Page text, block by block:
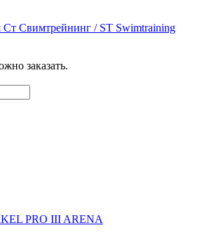
Ст Свимтрейнинг / ST Swimtraining
заказать.
PRO III ARENA